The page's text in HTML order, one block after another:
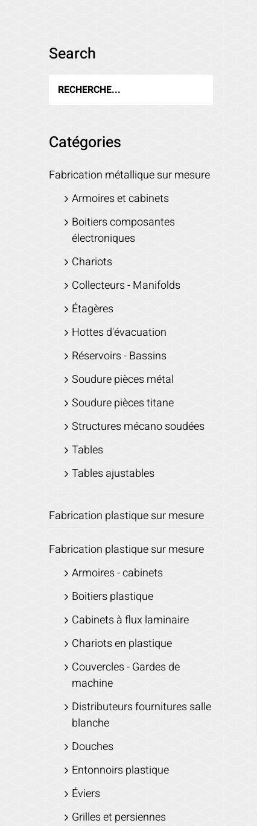
Search
Catégories
Fabrication métallique sur mesure
Armoires et cabinets
Boitiers composantes
électroniques
Chariots
Collecteurs - Manifolds
Étagères
Hottes d'évacuation
Réservoirs - Bassins
Soudure pièces métal
Soudure pièces titane
Structures mécano soudées
Tables
Tables ajustables
Fabrication plastique sur mesure
Fabrication plastique sur mesure
Armoires - cabinets
Boitiers plastique
Cabinets à flux laminaire
Chariots en plastique
Couvercles - Gardes de
machine
Distributeurs fournitures salle
blanche
Douches
Entonnoirs plastique
Éviers
Grilles et persiennes